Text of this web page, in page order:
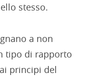
stesso.
a non
tipo di rapporto
principi del